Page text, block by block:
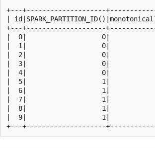
+---+--------------------
|
+---+--------------------
|  0|                   0|
|  1|                   0|
|  2|                   0|
|  3|                   0|
|  4|                   0|
|  5|                   1|
|  6|                   1|
|  7|                   1|
|  8|                   1|
|  9|                   1|